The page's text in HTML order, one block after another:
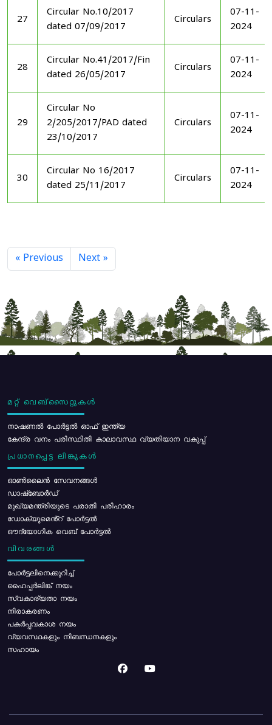
27
Circular No.10/2017
dated 07/09/2017
Circulars
07-11-
2024
28
Circular No.41/2017/Fin
dated 26/05/2017
Circulars
07-11-
2024
29
Circular No
2/205/2017/PAD dated
23/10/2017
Circulars
07-11-
2024
30
Circular No 16/2017
dated 25/11/2017
Circulars
07-11-
2024
« Previous Next »
മറ്റ് വെബ്സൈറ്റുകൾ
നാഷണൽ പോർട്ടൽ ഓഫ് ഇന്ത്യ
കേന്ദ്ര വനം പരിസ്ഥിതി കാലാവസ്ഥ വ്യതിയാന വകുപ്പ്
പ്രധാനപ്പെട്ട ലിങ്കുകൾ
ഓൺലൈൻ സേവനങ്ങൾ
ഡാഷ്ബോർഡ്
മുഖ്യമന്ത്രിയുടെ പരാതി പരിഹാരം
ഡോക്യുമെൻ്റ് പോർട്ടൽ
ഔദ്യോഗിക വെബ് പോർട്ടൽ
വിവരങ്ങൾ
പോര്‍ട്ടലിനെക്കുറിച്ച്
ഹൈപ്പർലിങ്ക് നയം
സ്വകാര്യതാ നയം
നിരാകരണം
പകർപ്പവകാശ നയം
വ്യവസ്ഥകളും നിബന്ധനകളും
സഹായം